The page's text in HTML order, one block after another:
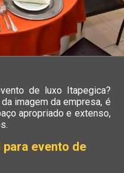
de luxo Itapegica?
imagem da empresa, é
apropriado e extenso,
evento de